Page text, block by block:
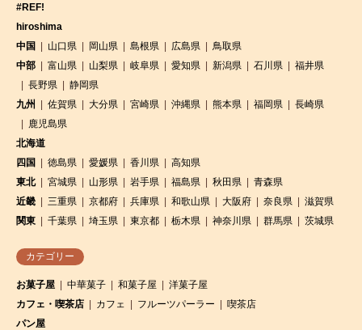
#REF!
hiroshima
中国
山口県 岡山県 島根県 広島県
鳥取県
中部
富山県 山梨県 岐阜県 愛知県 新潟県 石川県
福井県
長野県
静岡県
九州
佐賀県 大分県 宮崎県 沖縄県 熊本県 福岡県
長崎県
鹿児島県
北海道
四国
徳島県 愛媛県 香川県
高知県
東北
宮城県 山形県 岩手県 福島県 秋田県
青森県
近畿
三重県 京都府 兵庫県 和歌山県 大阪府 奈良県
滋賀県
関東
千葉県 埼玉県 東京都 栃木県 神奈川県 群馬県 茨城県
カテゴリー
お菓子屋 中華菓子 和菓子屋
洋菓子屋
カフェ・喫茶店
カフェ フルーツパーラー
喫茶店
パン屋